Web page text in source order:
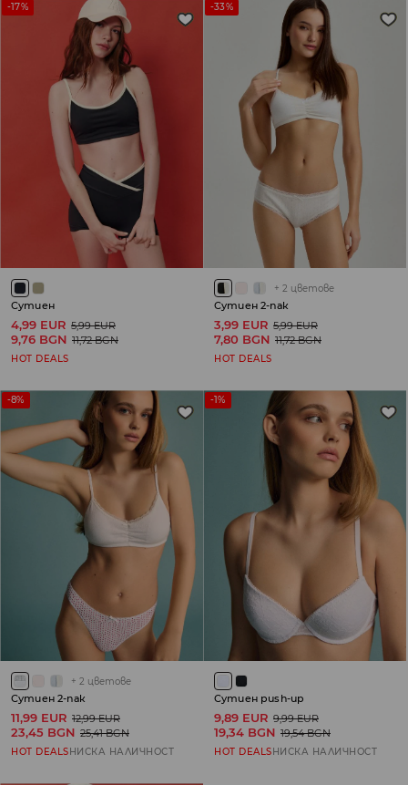
-17%
Сутиен
4,99 EUR 5,99 EUR
9,76 BGN 11,72 BGN
HOT DEALS
-33%
+ 2 цветове
Сутиен 2-пак
3,99 EUR 5,99 EUR
7,80 BGN 11,72 BGN
HOT DEALS
-8%
+ 2 цветове
Сутиен 2-пак
11,99 EUR 12,99 EUR
23,45 BGN 25,41 BGN
HOT DEALSНИСКА НАЛИЧНОСТ
-1%
Сутиен push-up
9,89 EUR 9,99 EUR
19,34 BGN 19,54 BGN
HOT DEALSНИСКА НАЛИЧНОСТ